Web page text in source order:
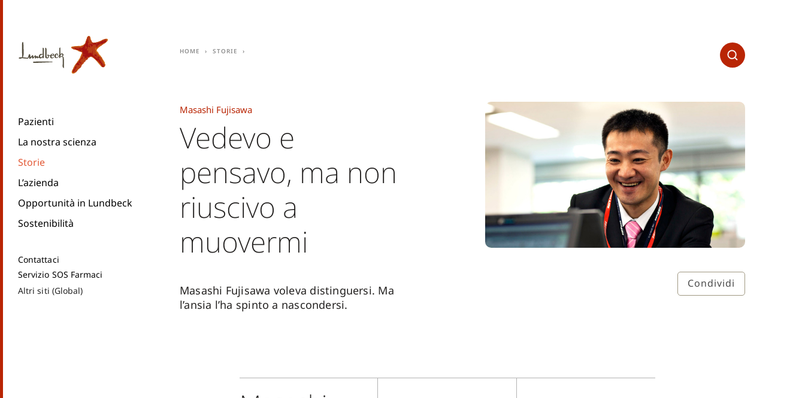
Pazienti
La nostra scienza
Storie
L’azienda
Opportunità in Lundbeck
Sostenibilità
Contattaci
Servizio SOS Farmaci
Altri siti (Global)
Home Storie
Condividi
Masashi Fujisawa
Vedevo e
pensavo, ma non
riuscivo a
muovermi
Masashi Fujisawa voleva distinguersi. Ma
l’ansia l’ha spinto a nascondersi.